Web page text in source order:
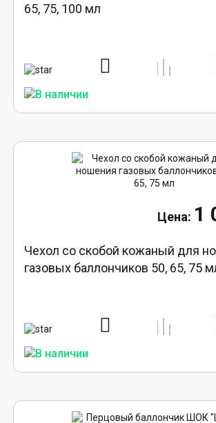
65, 75, 100 мл
1
Чехол со скобой кожаный для
газовых баллончиков 50, 65, 75